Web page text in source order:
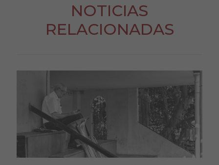
NOTICIAS
RELACIONADAS